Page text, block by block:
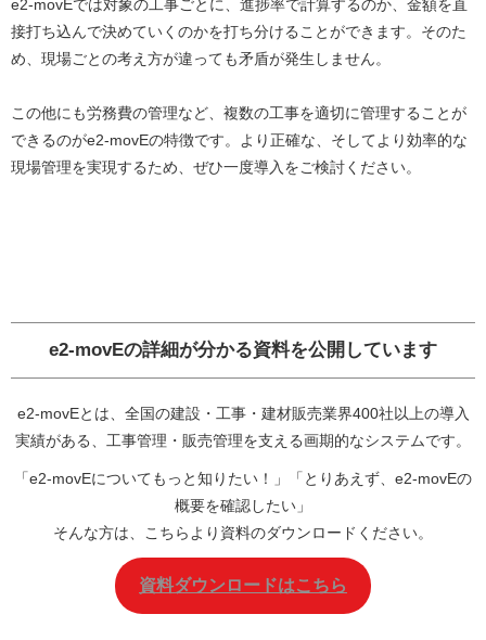
e2-movEでは対象の工事ごとに、進捗率で計算するのか、金額を直
接打ち込んで決めていくのかを打ち分けることができます。そのた
め、現場ごとの考え方が違っても矛盾が発生しません。
この他にも労務費の管理など、複数の工事を適切に管理することが
できるのがe2-movEの特徴です。より正確な、そしてより効率的な
現場管理を実現するため、ぜひ一度導入をご検討ください。
e2-movEの詳細が分かる資料を公開しています
e2-movEとは、全国の建設・工事・建材販売業界400社以上の導入
実績がある、工事管理・販売管理を支える画期的なシステムです。
「e2-movEについてもっと知りたい！」「とりあえず、e2-movEの
概要を確認したい」
そんな方は、こちらより資料のダウンロードください。
資料ダウンロードはこちら